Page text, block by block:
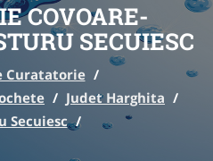
COVOARE-
SECUIESC
Curatatorie /
/ Judet Harghita /
Secuiesc /